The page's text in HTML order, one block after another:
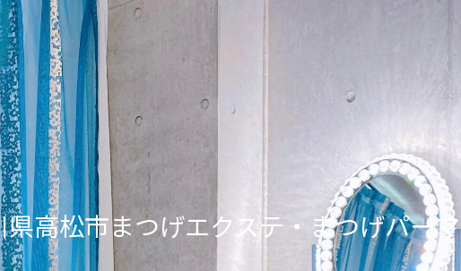
高松市まつげエクステ・まつげパーマ